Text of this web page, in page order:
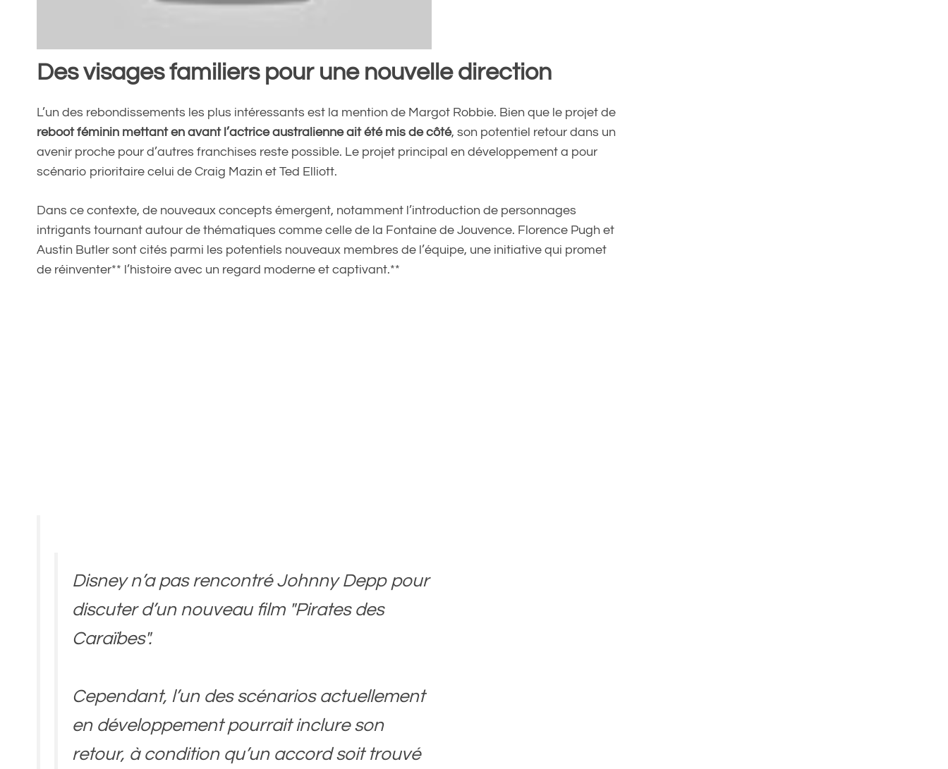
Des visages familiers pour une nouvelle direction
L’un des rebondissements les plus intéressants est la mention de Margot Robbie. Bien que le projet de
reboot féminin mettant en avant l’actrice australienne ait été mis de côté, son potentiel retour dans un
avenir proche pour d’autres franchises reste possible. Le projet principal en développement a pour
scénario prioritaire celui de Craig Mazin et Ted Elliott.
Dans ce contexte, de nouveaux concepts émergent, notamment l’introduction de personnages
intrigants tournant autour de thématiques comme celle de la Fontaine de Jouvence. Florence Pugh et
Austin Butler sont cités parmi les potentiels nouveaux membres de l’équipe, une initiative qui promet
de réinventer** l’histoire avec un regard moderne et captivant.**
Disney n’a pas rencontré Johnny Depp pour
discuter d’un nouveau film "Pirates des
Caraïbes".
Cependant, l’un des scénarios actuellement
en développement pourrait inclure son
retour, à condition qu’un accord soit trouvé